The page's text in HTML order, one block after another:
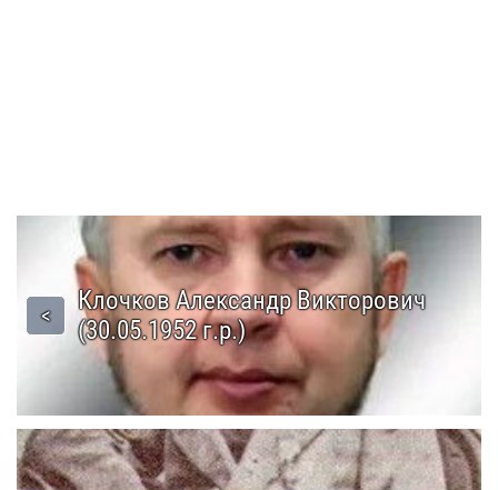
Клочков Александр Викторович
(30.05.1952 г.р.)